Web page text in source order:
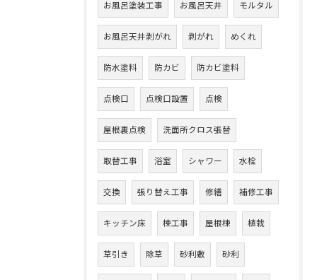
お風呂塗装工事 お風呂天井 モルタル
お風呂天井剥がれ 剥がれ めくれ
防水塗料 防カビ 防カビ塗料
点検口 点検口設置 点検
屋根裏点検 洗面所クロス張替
取替工事 浴室 シャワー 水栓
交換 張り替え工事 修繕 補修工事
キッチン床 棟工事 屋根棟 植栽
草引き 除草 砂利敷 砂利